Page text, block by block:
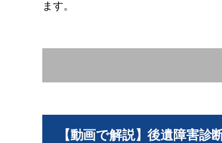
ます。
【動画で解説】後遺障害